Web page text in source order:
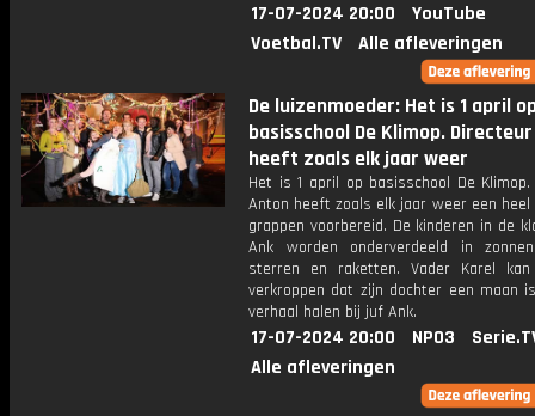
17-07-2024 20:00
YouTube
Voetbal.TV
Alle afleveringen
De luizenmoeder: Het is 1 april
basisschool De Klimop.
heeft zoals elk jaar weer
Het is 1 april op basisschool De
Anton heeft zoals elk jaar weer een heel
grappen voorbereid. De kinderen in de
Ank worden onderverdeeld in
sterren en raketten. Vader Karel
verkroppen dat zijn dochter een maan
verhaal halen bij juf Ank.
17-07-2024 20:00 NPO3
Alle afleveringen